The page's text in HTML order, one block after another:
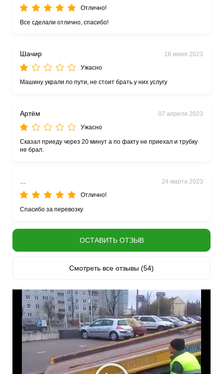
Отлично!
Все сделали отлично, спасибо!
Шачир
18 июня 2023
Ужасно
Машину украли по пути, не стоит брать у них услугу
Артём
07 апреля 2023
Ужасно
Сказал приеду через 20 минут а по факту не приехал и трубку
не брал.
24 марта 2023
Отлично!
Спасибо за перевозку
ОСТАВИТЬ ОТЗЫВ
Смотреть все отзывы (54)